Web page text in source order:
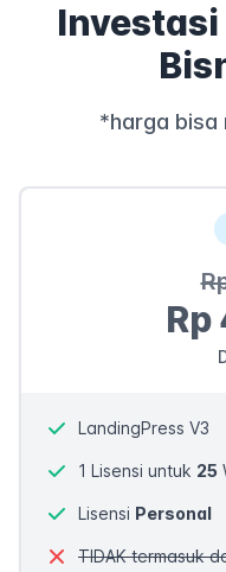
*harga bisa
Rp
LandingPress V3
1 Lisensi untuk 25
Lisensi Personal
TIDAK termasuk